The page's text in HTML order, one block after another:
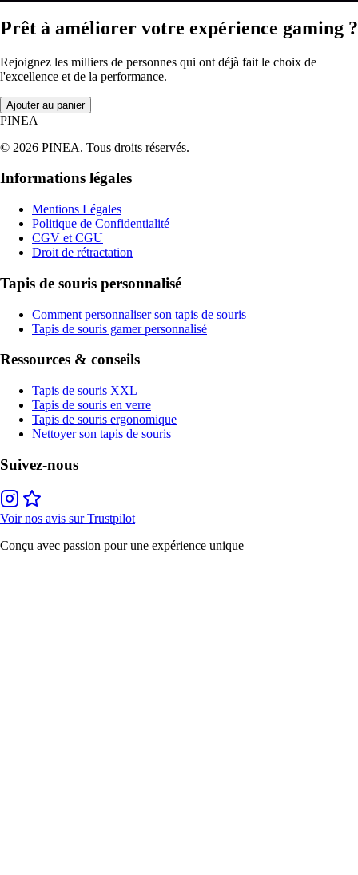
Prêt à améliorer votre expérience gaming ?
Rejoignez les milliers de personnes qui ont déjà fait le choix de
l'excellence et de la performance.
Ajouter au panier
PINEA
© 2026 PINEA. Tous droits réservés.
Informations légales
Mentions Légales
Politique de Confidentialité
CGV et CGU
Droit de rétractation
Tapis de souris personnalisé
Comment personnaliser son tapis de souris
Tapis de souris gamer personnalisé
Ressources & conseils
Tapis de souris XXL
Tapis de souris en verre
Tapis de souris ergonomique
Nettoyer son tapis de souris
Suivez-nous
Voir nos avis sur Trustpilot
Conçu avec passion pour une expérience unique